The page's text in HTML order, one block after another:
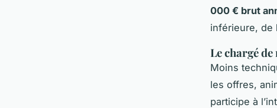
000 € brut
inférieure, de
Le chargé
Moins
les offres,
participe à